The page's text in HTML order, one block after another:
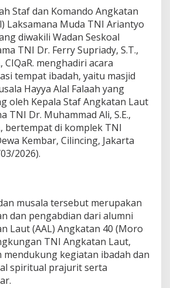
Staf dan Komando Angkatan
Laksamana Muda TNI Ariantyo
diwakili Wadan Seskoal
TNI Dr. Ferry Supriady, S.T.,
CIQaR. menghadiri acara
tempat ibadah, yaitu masjid
Hayya Alal Falaah yang
oleh Kepala Staf Angkatan Laut
TNI Dr. Muhammad Ali, S.E.,
bertempat di komplek TNI
Kembar, Cilincing, Jakarta
2026).
musala tersebut merupakan
dan pengabdian dari alumni
Laut (AAL) Angkatan 40 (Moro
TNI Angkatan Laut,
mendukung kegiatan ibadah dan
spiritual prajurit serta